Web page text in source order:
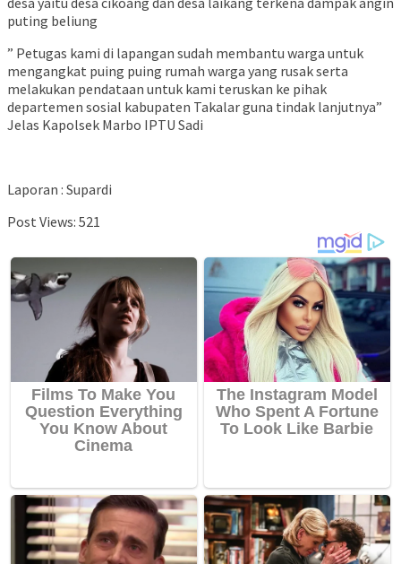
puting beliung
” Petugas kami di lapangan sudah membantu warga untuk
mengangkat puing puing rumah warga yang rusak serta
melakukan pendataan untuk kami teruskan ke pihak
departemen sosial kabupaten Takalar guna tindak lanjutnya”
Jelas Kapolsek Marbo IPTU Sadi
Laporan : Supardi
Post Views: 521